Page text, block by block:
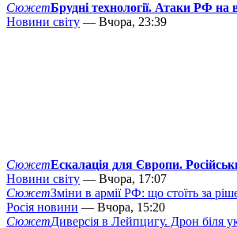
СюжетБрудні технології. Атаки РФ на
Новини світу — Вчора, 23:39
СюжетЕскалація для Європи.
Новини світу — Вчора, 17:07
СюжетЗміни в армії РФ: що стоїть за
Росія новини — Вчора, 15:20
СюжетДиверсія в Лейпцигу. Дрон біля